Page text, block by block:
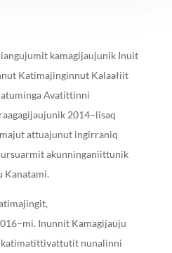
kamagijaujunik Inuit
Katimajinginnut Kalaałiit
Avatittinni
2014−lisaq
attuajunut ingirraniq
akunninganiittunik
Kanatami.
Inunnit Kamagijauju
nunalinni